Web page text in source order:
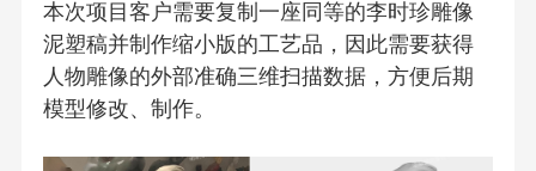
本次项目客户需要复制一座同等的李时珍雕像
泥塑稿并制作缩小版的工艺品，因此需要获得
人物雕像的外部准确三维扫描数据，方便后期
模型修改、制作。